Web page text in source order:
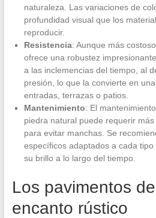
naturaleza. Las variaciones de
profundidad visual que los
reproducir.
Resistencia: Aunque más
ofrece una robustez
a las inclemencias del tiempo, al
presión, lo que la convierte en
entradas, terrazas o patios.
Mantenimiento: El
piedra natural puede requerir
para evitar manchas. Se
específicos adaptados a cada
su brillo a lo largo del tiempo.
Los pavimentos
encanto rústico